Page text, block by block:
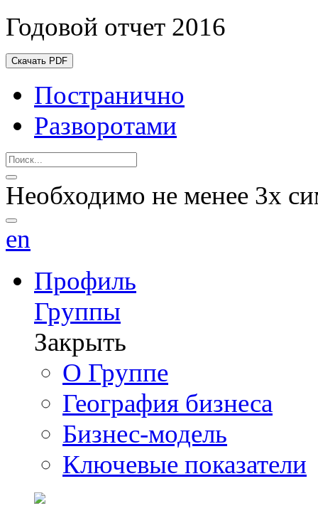
Годовой отчет 2016
Скачать PDF
Постранично
Разворотами
Необходимо не менее 3х
en
Профиль
Группы
Закрыть
О Группе
География бизнеса
Бизнес-модель
Ключевые показатели